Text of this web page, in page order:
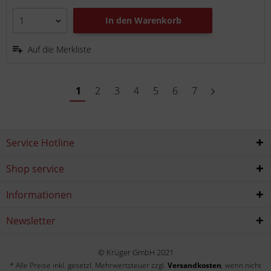
In den Warenkorb
Auf die Merkliste
1 2 3 4 5 6 7
Service Hotline
Shop service
Informationen
Newsletter
© Krüger GmbH 2021
* Alle Preise inkl. gesetzl. Mehrwertsteuer zzgl. Versandkosten, wenn nicht